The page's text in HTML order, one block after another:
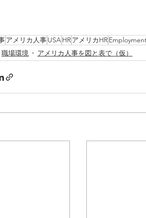
アメリカ人事USAHRアメリカHR
職場環境 アメリカ人事を図と表で（仮）